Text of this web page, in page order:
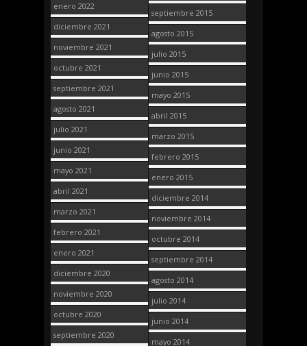
enero 2022
diciembre 2021
noviembre 2021
octubre 2021
septiembre 2021
agosto 2021
julio 2021
junio 2021
mayo 2021
abril 2021
marzo 2021
febrero 2021
enero 2021
diciembre 2020
noviembre 2020
octubre 2020
septiembre 2020
septiembre 2015
agosto 2015
julio 2015
junio 2015
mayo 2015
abril 2015
marzo 2015
febrero 2015
enero 2015
diciembre 2014
noviembre 2014
octubre 2014
septiembre 2014
agosto 2014
julio 2014
junio 2014
mayo 2014